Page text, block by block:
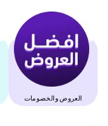
العروض والخصومات